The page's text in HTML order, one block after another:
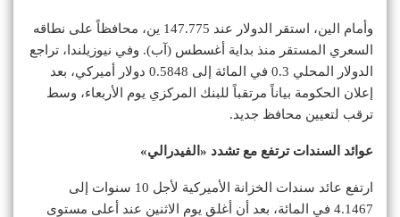
وأمام الين، استقر الدولار عند 147.775 ين، محافظاً على نطاقه
السعري المستقر منذ بداية أغسطس (آب). وفي نيوزيلندا، تراجع
الدولار المحلي 0.3 في المائة إلى 0.5848 دولار أميركي، بعد
إعلان الحكومة بياناً مرتقباً للبنك المركزي يوم الأربعاء، وسط
ترقب لتعيين محافظ جديد.
عوائد السندات ترتفع مع تشدد «الفيدرالي»
ارتفع عائد سندات الخزانة الأميركية لأجل 10 سنوات إلى
4.1467 في المائة، بعد أن أغلق يوم الاثنين عند أعلى مستوى